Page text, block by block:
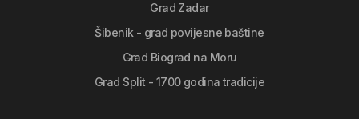
Grad Zadar
Šibenik - grad povijesne baštine
Grad Biograd na Moru
Grad Split - 1700 godina tradicije